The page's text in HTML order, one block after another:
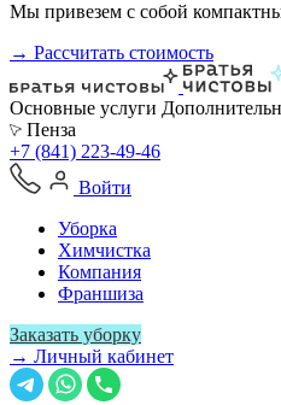
Мы привезем с собой
→ Рассчитать стоимость
Основные услуги
Пенза
+7 (841) 223-49-46
Войти
Уборка
Химчистка
Компания
Франшиза
Заказать уборку
→ Личный кабинет